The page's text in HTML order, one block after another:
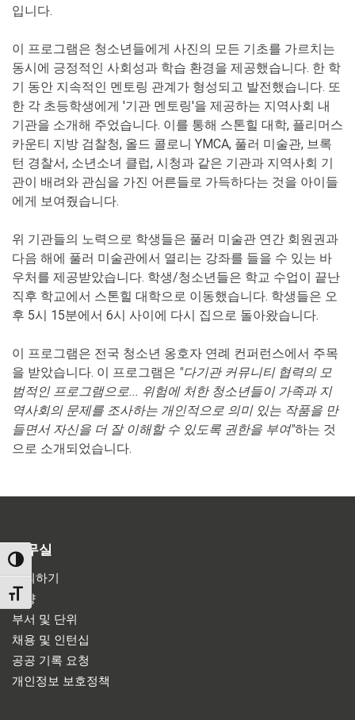
TOGGLE HIGH CONTRAST
TOGGLE FONT SIZE
입니다.
이 프로그램은 청소년들에게 사진의 모든 기초를 가르치는
동시에 긍정적인 사회성과 학습 환경을 제공했습니다. 한 학
기 동안 지속적인 멘토링 관계가 형성되고 발전했습니다. 또
한 각 초등학생에게 '기관 멘토링'을 제공하는 지역사회 내
기관을 소개해 주었습니다. 이를 통해 스톤힐 대학, 플리머스
카운티 지방 검찰청, 올드 콜로니 YMCA, 풀러 미술관, 브록
턴 경찰서, 소년소녀 클럽, 시청과 같은 기관과 지역사회 기
관이 배려와 관심을 가진 어른들로 가득하다는 것을 아이들
에게 보여줬습니다.
위 기관들의 노력으로 학생들은 풀러 미술관 연간 회원권과
다음 해에 풀러 미술관에서 열리는 강좌를 들을 수 있는 바
우처를 제공받았습니다. 학생/청소년들은 학교 수업이 끝난
직후 학교에서 스톤힐 대학으로 이동했습니다. 학생들은 오
후 5시 15분에서 6시 사이에 다시 집으로 돌아왔습니다.
이 프로그램은 전국 청소년 옹호자 연례 컨퍼런스에서 주목
을 받았습니다. 이 프로그램은 "다기관 커뮤니티 협력의 모
범적인 프로그램으로... 위험에 처한 청소년들이 가족과 지
역사회의 문제를 조사하는 개인적으로 의미 있는 작품을 만
들면서 자신을 더 잘 이해할 수 있도록 권한을 부여"하는 것
으로 소개되었습니다.
사무실
문의하기
방향
부서 및 단위
채용 및 인턴십
공공 기록 요청
개인정보 보호정책